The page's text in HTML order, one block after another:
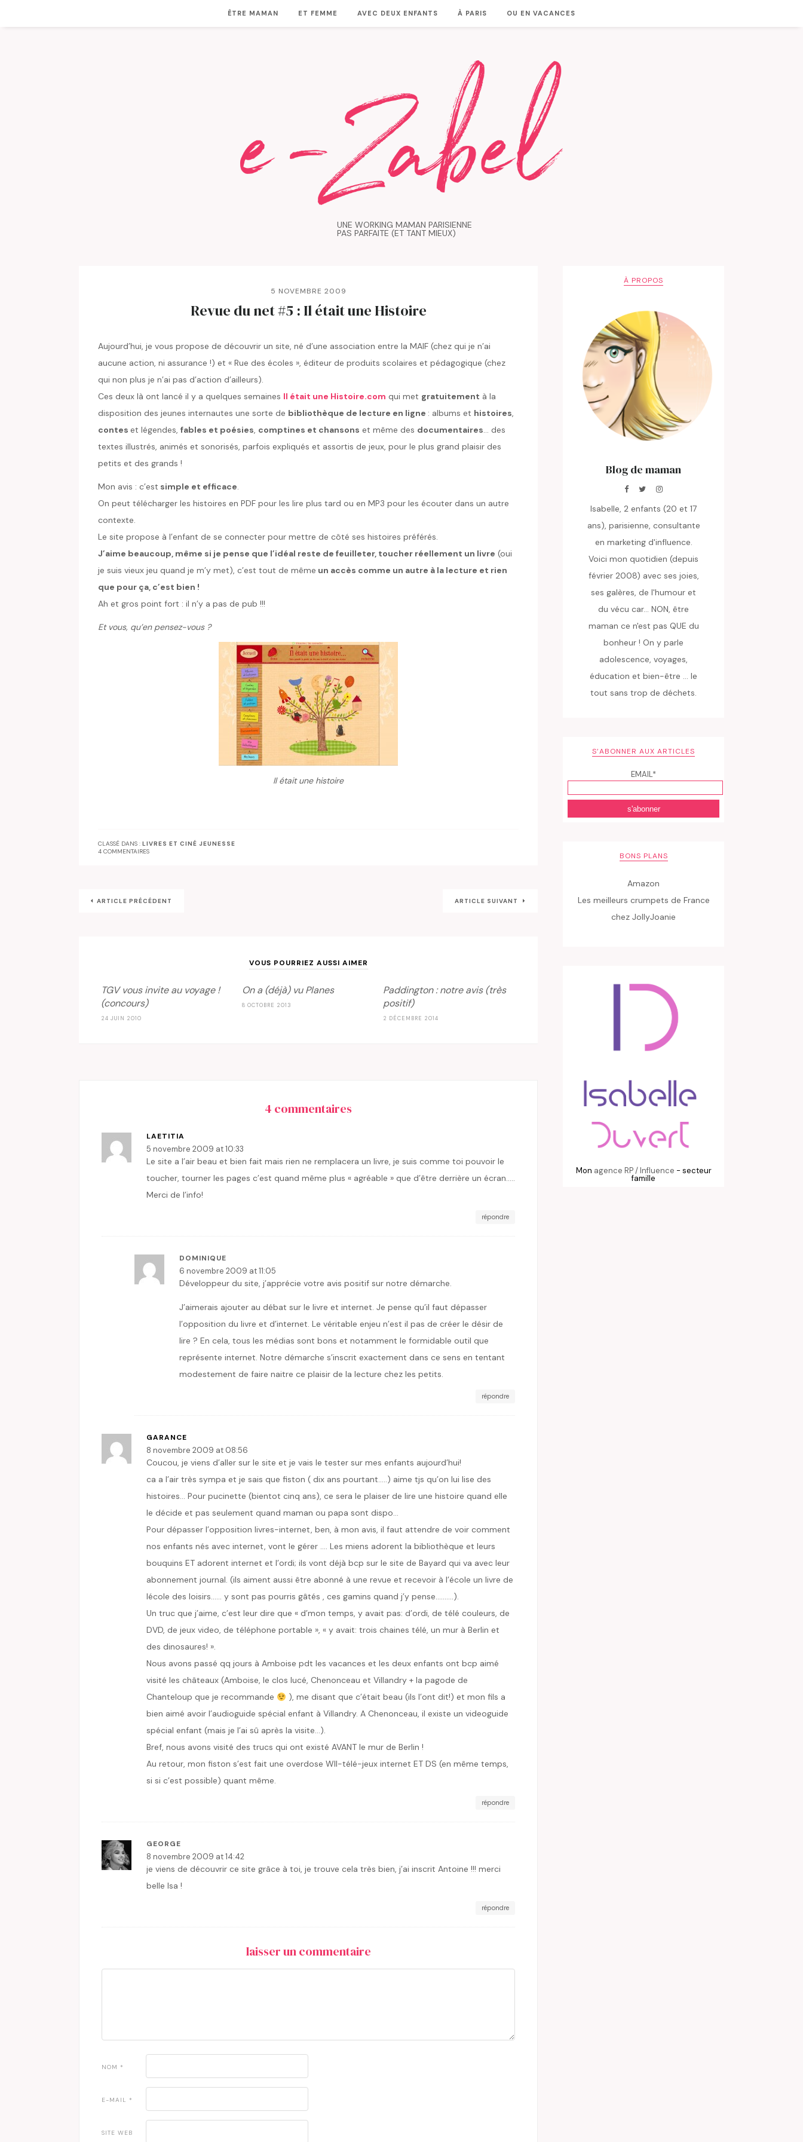
ÊTRE MAMAN ET FEMME AVEC DEUX ENFANTS À PARIS OU EN VACANCES
UNE WORKING MAMAN PARISIENNE
PAS PARFAITE (ET TANT MIEUX)
5 NOVEMBRE 2009
Revue du net #5 : Il était une Histoire
Aujourd’hui, je vous propose de découvrir un site, né d’une association entre la MAIF (chez qui je n’ai
aucune action, ni assurance !) et « Rue des écoles », éditeur de produits scolaires et pédagogique (chez
qui non plus je n’ai pas d’action d’ailleurs).
Ces deux là ont lancé il y a quelques semaines Il était une Histoire.com qui met gratuitement à la
disposition des jeunes internautes une sorte de bibliothèque de lecture en ligne : albums et histoires,
contes et légendes, fables et poésies, comptines et chansons et même des documentaires… des
textes illustrés, animés et sonorisés, parfois expliqués et assortis de jeux, pour le plus grand plaisir des
petits et des grands !
Mon avis : c’est simple et efficace.
On peut télécharger les histoires en PDF pour les lire plus tard ou en MP3 pour les écouter dans un autre
contexte.
Le site propose à l’enfant de se connecter pour mettre de côté ses histoires préférés.
J’aime beaucoup, même si je pense que l’idéal reste de feuilleter, toucher réellement un livre (oui
je suis vieux jeu quand je m’y met), c’est tout de même un accès comme un autre à la lecture et rien
que pour ça, c’est bien !
Ah et gros point fort : il n’y a pas de pub !!!
Et vous, qu’en pensez-vous ?
Il était une histoire
CLASSÉ DANS : LIVRES ET CINÉ JEUNESSE
4 COMMENTAIRES
ARTICLE PRÉCÉDENT ARTICLE SUIVANT
VOUS POURRIEZ AUSSI AIMER
TGV vous invite au voyage !
(concours)
24 JUIN 2010
On a (déjà) vu Planes
8 OCTOBRE 2013
Paddington : notre avis (très
positif)
2 DÉCEMBRE 2014
4 commentaires
LAETITIA
5 novembre 2009 at 10:33
Le site a l’air beau et bien fait mais rien ne remplacera un livre, je suis comme toi pouvoir le
toucher, tourner les pages c’est quand même plus « agréable » que d’être derrière un écran…..
Merci de l’info!
répondre
DOMINIQUE
6 novembre 2009 at 11:05
Développeur du site, j’apprécie votre avis positif sur notre démarche.
J’aimerais ajouter au débat sur le livre et internet. Je pense qu’il faut dépasser
l’opposition du livre et d’internet. Le véritable enjeu n’est il pas de créer le désir de
lire ? En cela, tous les médias sont bons et notamment le formidable outil que
représente internet. Notre démarche s’inscrit exactement dans ce sens en tentant
modestement de faire naitre ce plaisir de la lecture chez les petits.
répondre
GARANCE
8 novembre 2009 at 08:56
Coucou, je viens d’aller sur le site et je vais le tester sur mes enfants aujourd’hui!
ca a l’air très sympa et je sais que fiston ( dix ans pourtant…..) aime tjs qu’on lui lise des
histoires… Pour pucinette (bientot cinq ans), ce sera le plaiser de lire une histoire quand elle
le décide et pas seulement quand maman ou papa sont dispo…
Pour dépasser l’opposition livres-internet, ben, à mon avis, il faut attendre de voir comment
nos enfants nés avec internet, vont le gérer …. Les miens adorent la bibliothèque et leurs
bouquins ET adorent internet et l’ordi; ils vont déjà bcp sur le site de Bayard qui va avec leur
abonnement journal. (ils aiment aussi être abonné à une revue et recevoir à l’école un livre de
lécole des loisirs…… y sont pas pourris gâtés , ces gamins quand j’y pense……….).
Un truc que j’aime, c’est leur dire que « d’mon temps, y avait pas: d’ordi, de télé couleurs, de
DVD, de jeux video, de téléphone portable », « y avait: trois chaines télé, un mur à Berlin et
des dinosaures! ».
Nous avons passé qq jours à Amboise pdt les vacances et les deux enfants ont bcp aimé
visité les châteaux (Amboise, le clos lucé, Chenonceau et Villandry + la pagode de
Chanteloup que je recommande
), me disant que c’était beau (ils l’ont dit!) et mon fils a
bien aimé avoir l’audioguide spécial enfant à Villandry. A Chenonceau, il existe un videoguide
spécial enfant (mais je l’ai sû après la visite…).
Bref, nous avons visité des trucs qui ont existé AVANT le mur de Berlin !
Au retour, mon fiston s’est fait une overdose WII-télé-jeux internet ET DS (en même temps,
si si c’est possible) quant même.
répondre
GEORGE
8 novembre 2009 at 14:42
je viens de découvrir ce site grâce à toi, je trouve cela très bien, j’ai inscrit Antoine !!! merci
belle Isa !
répondre
laisser un commentaire
NOM *
E-MAIL *
SITE WEB
À PROPOS
Blog de maman
Isabelle, 2 enfants (20 et 17
ans), parisienne, consultante
en marketing d'influence.
Voici mon quotidien (depuis
février 2008) avec ses joies,
ses galères, de l'humour et
du vécu car... NON, être
maman ce n'est pas QUE du
bonheur ! On y parle
adolescence, voyages,
éducation et bien-être ... le
tout sans trop de déchets.
S’ABONNER AUX ARTICLES
EMAIL*
BONS PLANS
Amazon
Les meilleurs crumpets de France
chez JollyJoanie
Mon agence RP / Influence - secteur
famille